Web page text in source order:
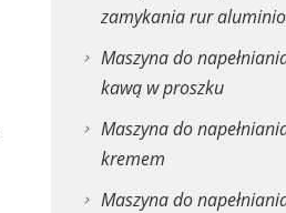
zamykania rur
Maszyna do
kawą w proszku
Maszyna do
kremem
Maszyna do